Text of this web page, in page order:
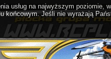
usług na najwyższym
końcowym. Jeśli nie wyrażają